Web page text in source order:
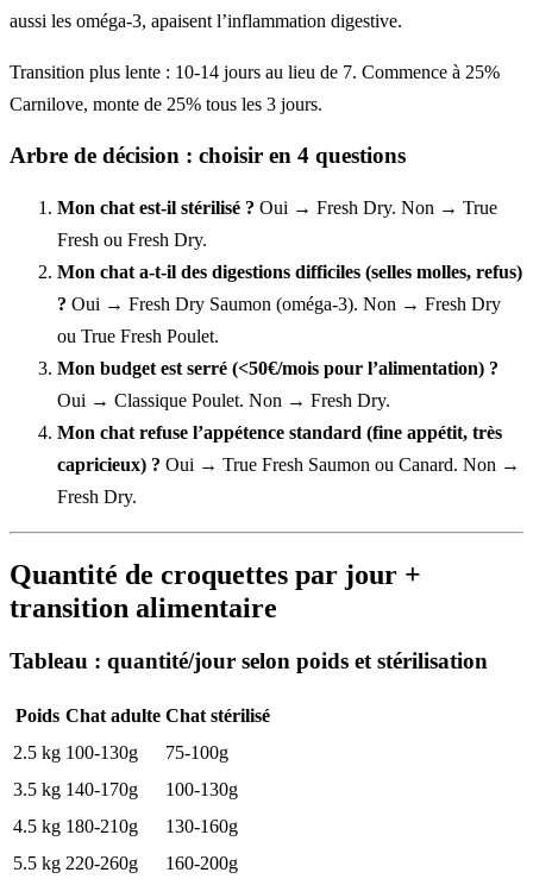
aussi les oméga-3, apaisent l’inflammation digestive.
Transition plus lente : 10-14 jours au lieu de 7. Commence à 25%
Carnilove, monte de 25% tous les 3 jours.
Arbre de décision : choisir en 4 questions
Mon chat est-il stérilisé ? Oui → Fresh Dry. Non → True
Fresh ou Fresh Dry.
Mon chat a-t-il des digestions difficiles (selles molles, refus)
? Oui → Fresh Dry Saumon (oméga-3). Non → Fresh Dry
ou True Fresh Poulet.
Mon budget est serré (<50€/mois pour l’alimentation) ?
Oui → Classique Poulet. Non → Fresh Dry.
Mon chat refuse l’appétence standard (fine appétit, très
capricieux) ? Oui → True Fresh Saumon ou Canard. Non →
Fresh Dry.
Quantité de croquettes par jour +
transition alimentaire
Tableau : quantité/jour selon poids et stérilisation
Poids Chat adulte Chat stérilisé
2.5 kg 100-130g
75-100g
3.5 kg 140-170g
100-130g
4.5 kg 180-210g
130-160g
5.5 kg 220-260g 160-200g